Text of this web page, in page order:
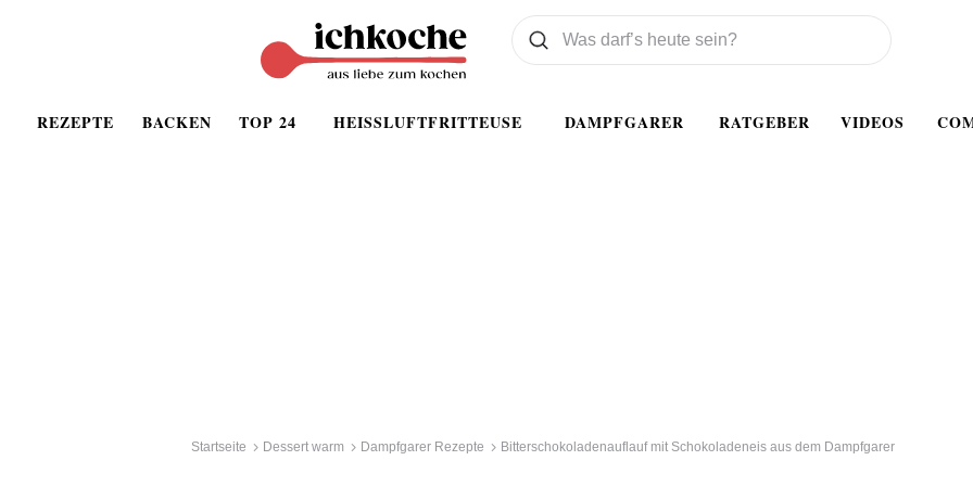
REZEPTE BACKEN TOP 24 HEISSLUFTFRITTEUSE DAMPFGARER RATGEBER VIDEOS
Was wollen Sie suchen
Suchen
Startseite Dessert warm Dampfgarer Rezepte Bitterschokoladenauflauf mit Schokoladeneis aus dem Dampfgarer